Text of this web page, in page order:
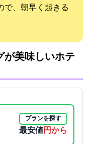
で、朝早く起きる
が美味しいホテ
プランを探す
最安値2900円から